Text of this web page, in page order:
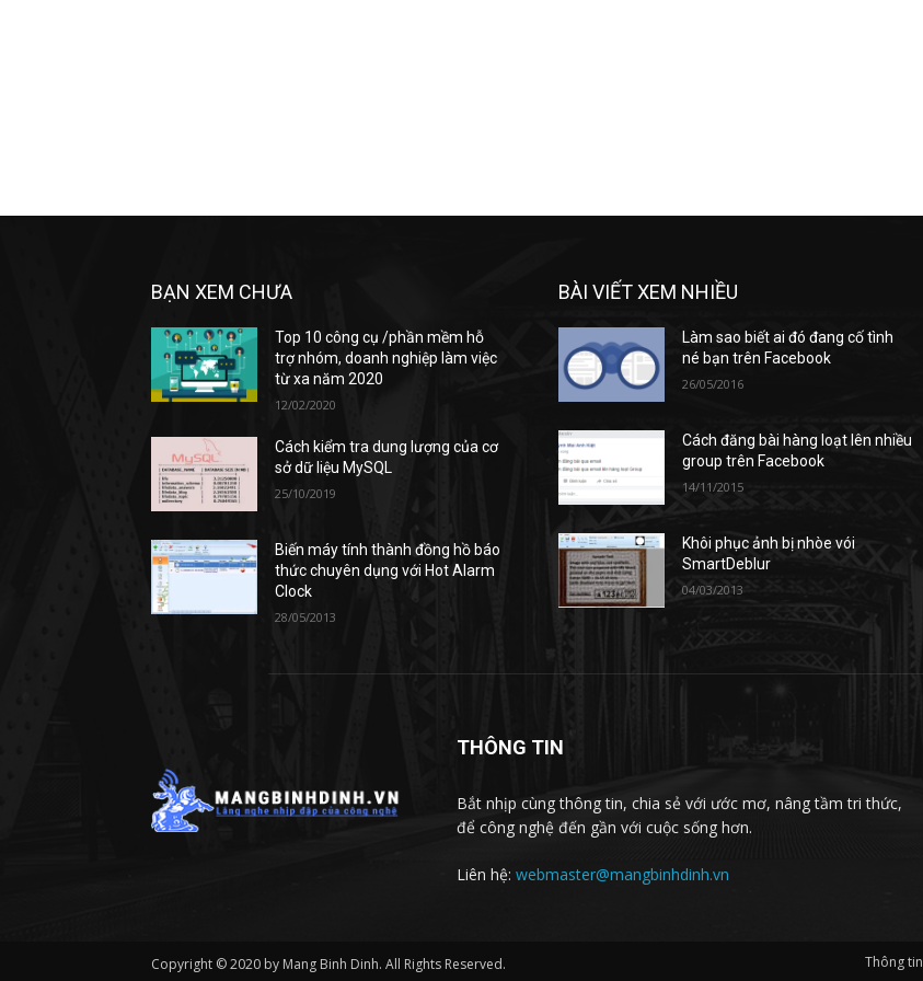
BẠN XEM CHƯA
Top 10 công cụ /phần mềm hỗ
trợ nhóm, doanh nghiệp làm việc
từ xa năm 2020
12/02/2020
Cách kiểm tra dung lượng của cơ
sở dữ liệu MySQL
25/10/2019
Biến máy tính thành đồng hồ báo
thức chuyên dụng với Hot Alarm
Clock
28/05/2013
BÀI VIẾT XEM NHIỀU
Làm sao biết ai đó đang cố tình
né bạn trên Facebook
26/05/2016
Cách đăng bài hàng loạt lên nhiều
group trên Facebook
14/11/2015
Khôi phục ảnh bị nhòe vói
SmartDeblur
04/03/2013
THÔNG TIN
Bắt nhịp cùng thông tin, chia sẻ với ước mơ, nâng tầm tri thức,
để công nghệ đến gần với cuộc sống hơn.
Liên hệ: webmaster@mangbinhdinh.vn
Copyright © 2020 by Mang Binh Dinh. All Rights Reserved. Thông tin